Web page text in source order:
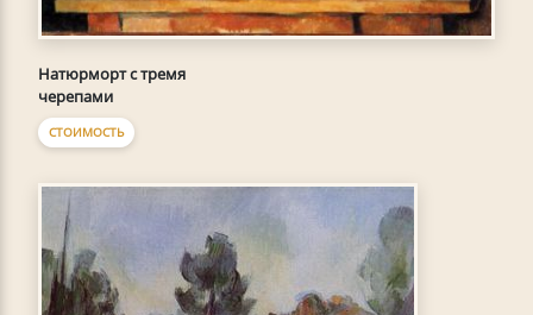
Натюрморт с тремя
черепами
СТОИМОСТЬ